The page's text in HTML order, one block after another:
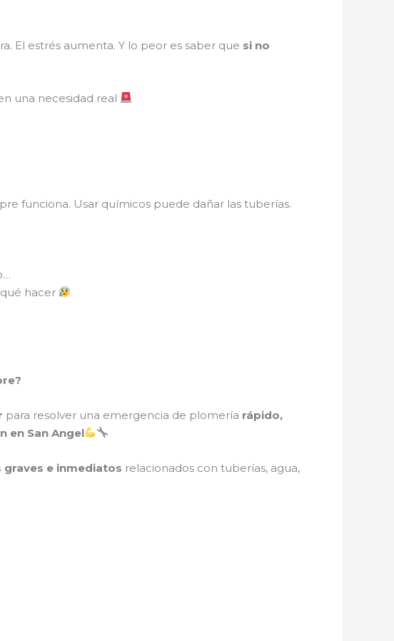
El estrés aumenta. Y lo peor es saber que si no
una necesidad real
funciona. Usar químicos puede dañar las tuberías.
hacer
para resolver una emergencia de plomería rápido,
en San Angel
e inmediatos relacionados con tuberías, agua,